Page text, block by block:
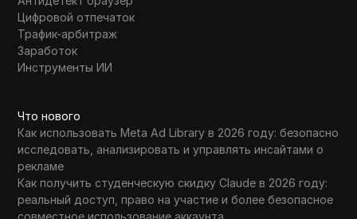
Цифровой отпечаток
Трафик-арбитраж
Заработок
Инструменты ИИ
Что нового
Как использовать Meta Ad Library в 2026 году: безопасно
исследовать, анализировать и управлять инсайтами о
рекламе
Как получить студенческую скидку Claude в 2026 году:
реальный доступ, право на участие и более безопасное
совместное использование аккаунта